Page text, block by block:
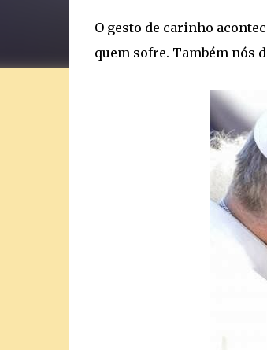
O gesto de carinho
quem sofre. Também nós